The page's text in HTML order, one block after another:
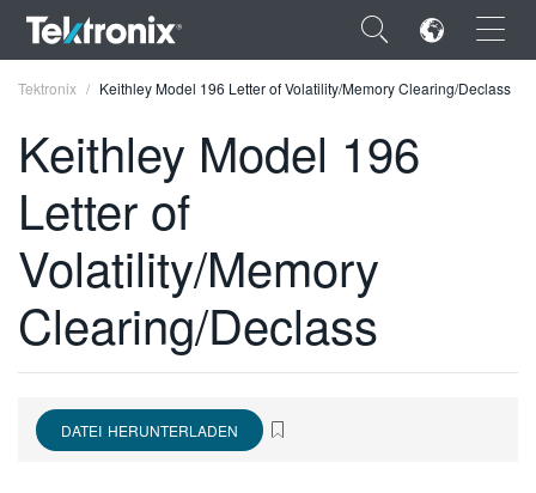
×
ENGLISH
FRANÇAIS
DEUTSCH
VIỆT NAM
Tektronix Keithley Model 196 Letter of Volatility/Memory Clearing/Declass
Keithley Model 196
Letter of
Volatility/Memory
Clearing/Declass
DATEI HERUNTERLADEN